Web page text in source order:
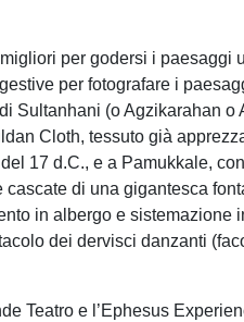
per godersi i paesaggi
per fotografare i
Sultanhani (o Agzikarahan o
Cloth, tessuto già
17 d.C., e a Pamukkale,
di una gigantesca
in albergo e sistemazione
dei dervisci danzanti
Teatro e l’Ephesus